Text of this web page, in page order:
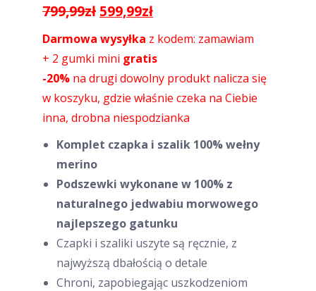
799,99zł Pierwotna
cena
wynosiła:
799,99zł.
599,99złAktualna
cena
599,99zł.
Darmowa wysyłka z kodem: zamawiam
+ 2 gumki mini gratis
-20% na drugi dowolny produkt nalicza się
w koszyku, gdzie właśnie czeka na Ciebie
inna, drobna niespodzianka
Komplet czapka i szalik 100% wełny
merino
Podszewki wykonane w 100% z
naturalnego jedwabiu morwowego
najlepszego gatunku
Czapki i szaliki uszyte są ręcznie, z
najwyższą dbałością o detale
Chroni, zapobiegając uszkodzeniom